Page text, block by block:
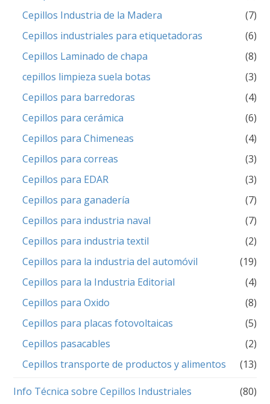
Cepillos Industria de la Madera
(7)
Cepillos industriales para etiquetadoras
(6)
Cepillos Laminado de chapa
(8)
cepillos limpieza suela botas
(3)
Cepillos para barredoras
(4)
Cepillos para cerámica
(6)
Cepillos para Chimeneas
(4)
Cepillos para correas
(3)
Cepillos para EDAR
(3)
Cepillos para ganadería
(7)
Cepillos para industria naval
(7)
Cepillos para industria textil
(2)
Cepillos para la industria del automóvil
(19)
Cepillos para la Industria Editorial
(4)
Cepillos para Oxido
(8)
Cepillos para placas fotovoltaicas
(5)
Cepillos pasacables
(2)
Cepillos transporte de productos y alimentos
(13)
Info Técnica sobre Cepillos Industriales (80)